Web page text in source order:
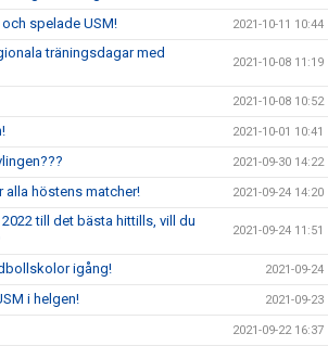
och spelade USM! 2021-10-11 10:44
träningsdagar med
2021-10-08 11:19
2021-10-08 10:52
2021-10-01 10:41
2021-09-30 14:22
höstens matcher! 2021-09-24 14:20
till det bästa hittills, vill du
2021-09-24 11:51
igång! 2021-09-24
i helgen! 2021-09-23
2021-09-22 16:37